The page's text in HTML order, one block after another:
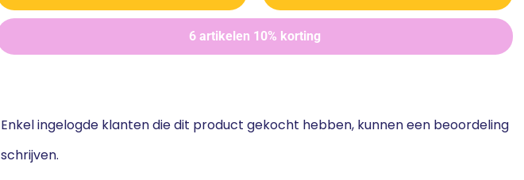
6 artikelen 10% korting
Enkel ingelogde klanten die dit product gekocht hebben, kunnen een beoordeling
schrijven.